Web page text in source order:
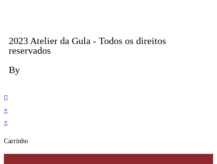
2023 Atelier da Gula - Todos os direitos
reservados
By
×
×
Carrinho